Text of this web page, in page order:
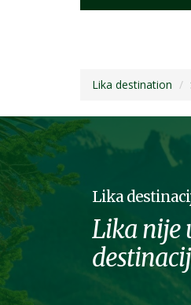
Lika destination
Lika
Lika nije